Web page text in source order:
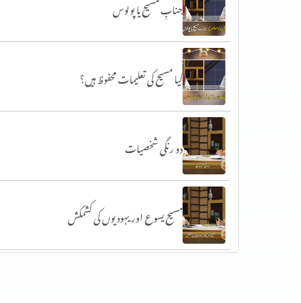
جنابِ مسیح یا پولوس
کیا مسیح کی تعلیمات محفوظ ہیں؟
دو رنگی شخصیات
مسیح یسوع اور یہودیوں کی کشمکش